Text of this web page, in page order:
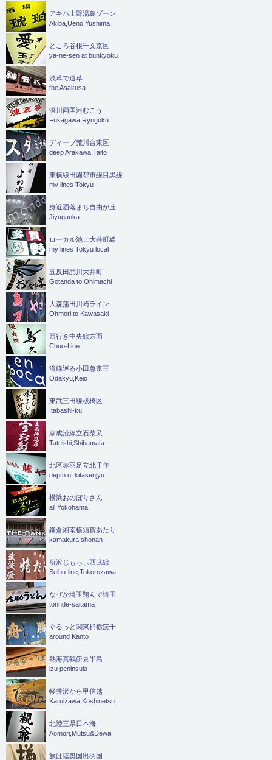
アキバ上野湯島ゾーン
Akiba,Ueno.Yushima
ところ谷根千文京区
ya-ne-sen at bunkyoku
浅草で道草
the Asakusa
深川両国河むこう
Fukagawa,Ryogoku
ディープ荒川台東区
deep Arakawa,Taito
東横線田園都市線目黒線
my lines Tokyu
身近洒落まち自由が丘
Jiyugaoka
ローカル池上大井町線
my lines Tokyu local
五反田品川大井町
Gotanda to Ohimachi
大森蒲田川崎ライン
Ohmori to Kawasaki
西行き中央線方面
Chuo-Line
沿線巡る小田急京王
Odakyu,Keio
東武三田線板橋区
Itabashi-ku
京成沿線立石柴又
Tateishi,Shibamata
北区赤羽足立北千住
depth of kitasenjyu
横浜おのぼりさん
all Yokohama
鎌倉湘南横須賀あたり
kamakura shonan
所沢じもちぃ西武線
Seibu-line,Tokorozawa
なぜか埼玉翔んで埼玉
tonnde-saitama
ぐるっと関東群栃茨千
around Kanto
熱海真鶴伊豆半島
izu peninsula
軽井沢から甲信越
Karuizawa,Koshinetsu
北陸三県日本海
Aomori,Mutsu&Dewa
旅は陸奥国出羽国